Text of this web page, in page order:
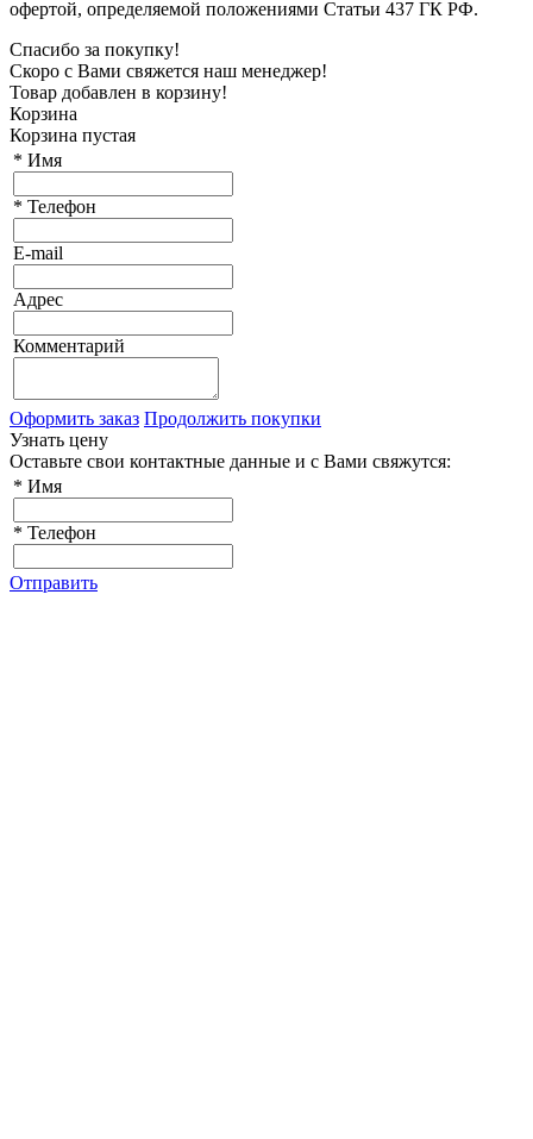
офертой, определяемой положениями Статьи 437 ГК РФ.
Спасибо за покупку!
Скоро с Вами свяжется наш менеджер!
Товар добавлен в корзину!
Корзина
Корзина пустая
* Имя
* Телефон
E-mail
Адрес
Комментарий
Оформить заказ Продолжить покупки
Узнать цену
Оставьте свои контактные данные и с Вами свяжутся:
* Имя
* Телефон
Отправить